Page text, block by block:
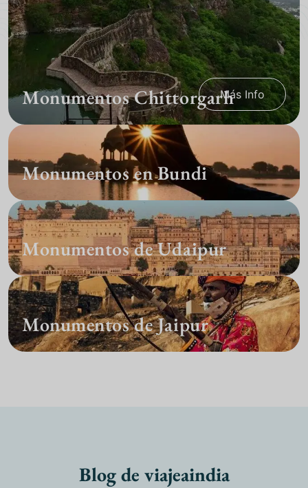
Monumentos ChittorgarhMás Info
Monumentos en Bundi
Monumentos de Udaipur
Monumentos de Jaipur
Blog de viajeaindia